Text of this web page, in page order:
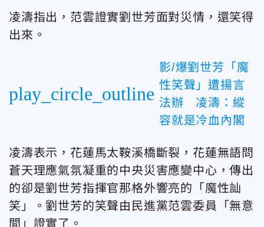
凌濤指出，范雲證實劉世芳面對災情，還笑得
出來。
play_circle_outline
影/爆劉世芳「魔
性笑聲」遭揚言
法辦 凌濤：縱
容就是冷血內閣
凌濤表示，花蓮馬太鞍溪橋斷裂，花蓮無語問
蒼天理應氣氛凝重的中央災害應變中心，傳出
的卻是劉世芳指揮官那格外響亮的「魔性訕
笑」。劉世芳的笑聲由民進黨范雲委員「無意
間」證實了。